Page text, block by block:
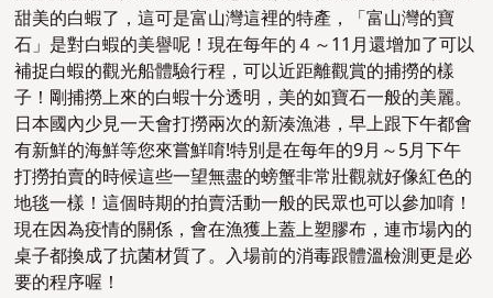
甜美的白蝦了，這可是富山灣這裡的特產，「富山灣的寶
石」是對白蝦的美譽呢！現在每年的４～11月還增加了可以
補捉白蝦的觀光船體驗行程，可以近距離觀賞的捕撈的樣
子！剛捕撈上來的白蝦十分透明，美的如寶石一般的美麗。
日本國內少見一天會打撈兩次的新湊漁港，早上跟下午都會
有新鮮的海鮮等您來嘗鮮唷!特別是在每年的9月～5月下午
打撈拍賣的時候這些一望無盡的螃蟹非常壯觀就好像紅色的
地毯一樣！這個時期的拍賣活動一般的民眾也可以參加唷！
現在因為疫情的關係，會在漁獲上蓋上塑膠布，連市場內的
桌子都換成了抗菌材質了。入場前的消毒跟體溫檢測更是必
要的程序喔！